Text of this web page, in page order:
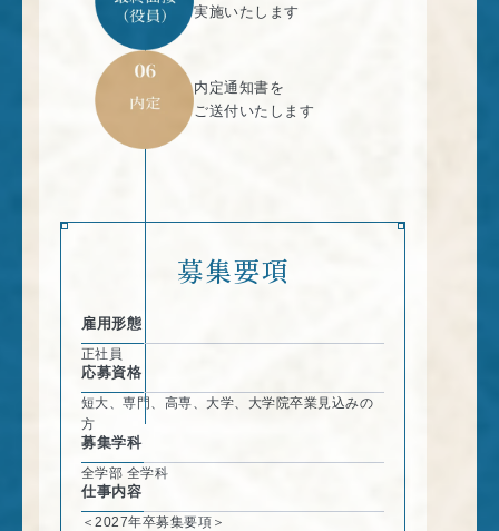
実施いたします
内定通知書を
ご送付いたします
募集要項
雇用形態
正社員
応募資格
短大、専門、高専、大学、大学院卒業見込みの
方
募集学科
全学部 全学科
仕事内容
＜2027年卒募集要項＞